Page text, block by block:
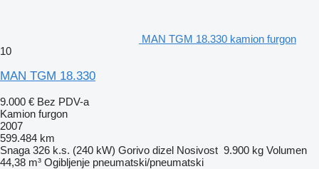
MAN TGM 18.330 kamion furgon
10
MAN TGM 18.330
9.000 € Bez PDV-a
Kamion furgon
2007
599.484 km
Snaga 326 k.s. (240 kW) Gorivo dizel Nosivost 9.900 kg Volumen
44,38 m³ Ogibljenje pneumatski/pneumatski